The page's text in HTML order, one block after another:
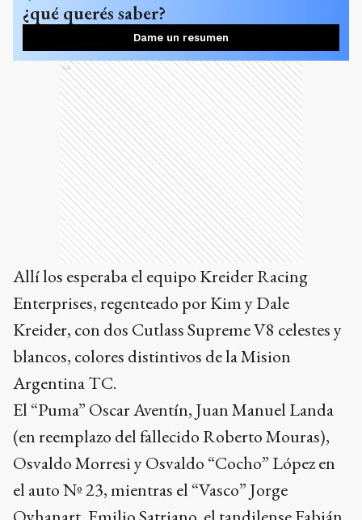
¿qué querés saber?
Dame un resumen
Ads
Allí los esperaba el equipo Kreider Racing
Enterprises, regenteado por Kim y Dale
Kreider, con dos Cutlass Supreme V8 celestes y
blancos, colores distintivos de la Mision
Argentina TC.
El “Puma” Oscar Aventín, Juan Manuel Landa
(en reemplazo del fallecido Roberto Mouras),
Osvaldo Morresi y Osvaldo “Cocho” López en
el auto Nº 23, mientras el “Vasco” Jorge